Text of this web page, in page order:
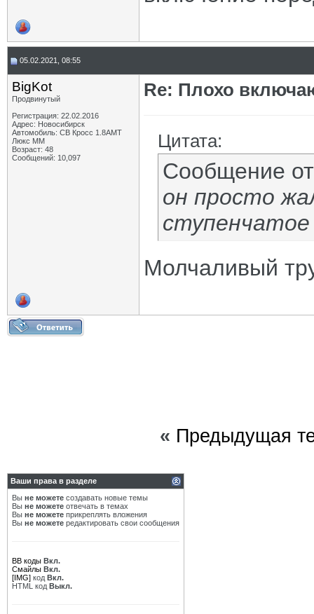
05.02.2021, 08:55
BigKot
Продвинутый
Регистрация: 22.02.2016
Адрес: Новосибирск
Автомобиль: СВ Кросс 1.8АМТ
Люкс ММ
Возраст: 48
Сообщений: 10,097
Re: Плохо
Цитата:
Сообщение
он просто
ступенчатое
Молчаливый
« Предыдущая
Ваши права в разделе
Вы не можете создавать новые темы
Вы не можете отвечать в темах
Вы не можете прикреплять вложения
Вы не можете редактировать свои сообщения
BB коды Вкл.
Смайлы Вкл.
[IMG] код Вкл.
HTML код Выкл.